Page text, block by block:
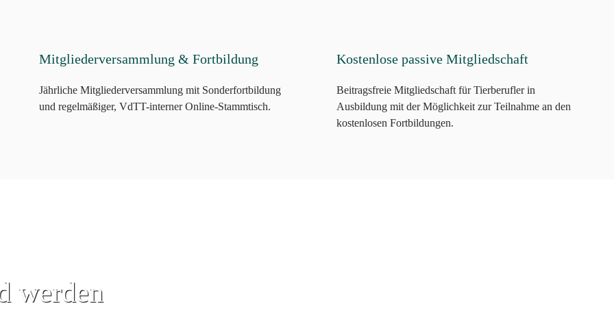
Mitgliederversammlung & Fortbildung
Jährliche Mitgliederversammlung mit Sonderfortbildung
und regelmäßiger, VdTT-interner Online-Stammtisch.
Kostenlose passive Mitgliedschaft
Beitragsfreie Mitgliedschaft für Tierberufler in
Ausbildung mit der Möglichkeit zur Teilnahme an den
kostenlosen Fortbildungen.
werden